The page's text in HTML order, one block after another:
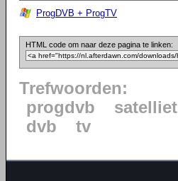
ProgDVB + ProgTV
HTML code om naar deze pagina te linken:
Trefwoorden:
progdvb
satelliet
dvb
tv